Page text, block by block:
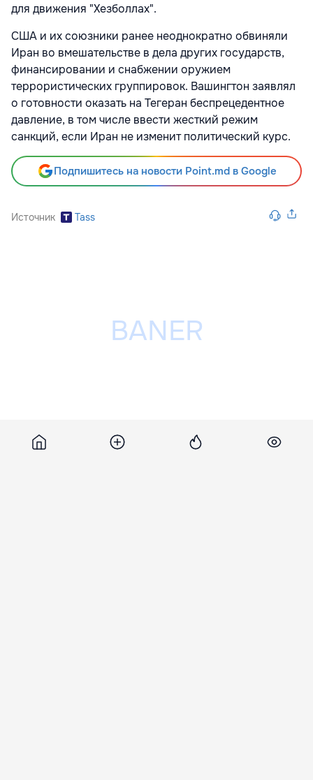
для движения "Хезболлах".
США и их союзники ранее неоднократно обвиняли
Иран во вмешательстве в дела других государств,
финансировании и снабжении оружием
террористических группировок. Вашингтон заявлял
о готовности оказать на Тегеран беспрецедентное
давление, в том числе ввести жесткий режим
санкций, если Иран не изменит политический курс.
Подпишитесь на новости Point.md в Google
Источник Tass